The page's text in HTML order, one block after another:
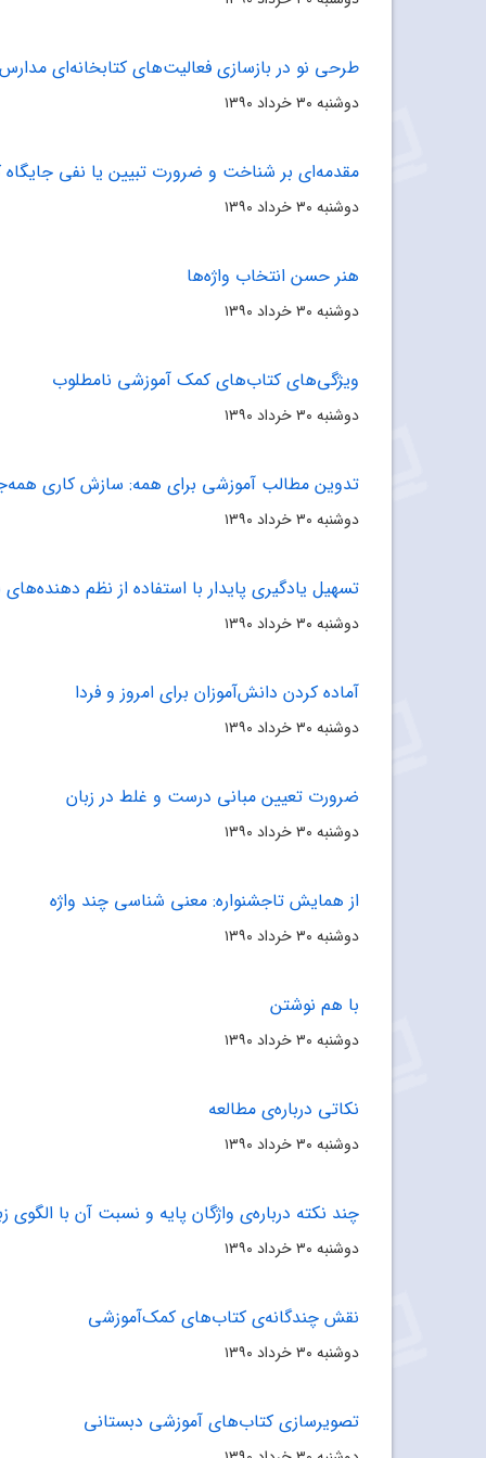
طرحى نو در بازسازى فعالیت‌هاى کتابخانه‌اى مدارس
دوشنبه ۳۰ خرداد ۱۳۹۰
مقدمه‌اى بر شناخت و ضرورت تبیین یا نفى
دوشنبه ۳۰ خرداد ۱۳۹۰
هنر حسن انتخاب واژه‌ها
دوشنبه ۳۰ خرداد ۱۳۹۰
ویژگى‌هاى کتاب‌هاى کمک آموزشى نامطلوب
دوشنبه ۳۰ خرداد ۱۳۹۰
تدوین مطالب آموزشى براى همه: سازش کارى
دوشنبه ۳۰ خرداد ۱۳۹۰
تسهیل یادگیرى پایدار با استفاده از نظم
دوشنبه ۳۰ خرداد ۱۳۹۰
آماده کردن دانش‌آموزان براى امروز و فردا
دوشنبه ۳۰ خرداد ۱۳۹۰
ضرورت تعیین مبانى درست و غلط در زبان
دوشنبه ۳۰ خرداد ۱۳۹۰
از همایش تاجشنواره: معنى شناسى چند واژه
دوشنبه ۳۰ خرداد ۱۳۹۰
با هم نوشتن
دوشنبه ۳۰ خرداد ۱۳۹۰
نکاتى درباره‌ى مطالعه
دوشنبه ۳۰ خرداد ۱۳۹۰
چند نکته درباره‌ى واژگان پایه و نسبت آن با الگوى
دوشنبه ۳۰ خرداد ۱۳۹۰
نقش چندگانه‌ی کتاب‌هاى کمک‌آموزشى
دوشنبه ۳۰ خرداد ۱۳۹۰
تصویرسازى کتاب‌هاى آموزشى دبستانى